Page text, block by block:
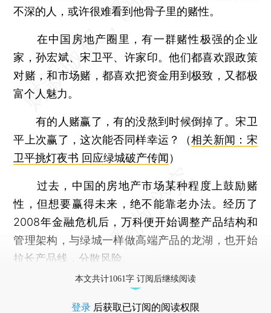
不深的人，或许很难看到他骨子里的赌性。
在中国房地产圈里，有一群赌性极强的企业
家，孙宏斌、宋卫平、许家印。他们都喜欢跟政策
对赌，和市场赌，都喜欢把资金用到极致，又都极
富个人魅力。
有的人赌赢了，有的没熬到时候倒掉了。宋卫
平上次赢了，这次能否同样幸运？（相关新闻：宋
卫平挑灯夜书 回应绿城破产传闻）
过去，中国的房地产市场某种程度上鼓励赌
性，但想要赢得未来，绝不能靠老办法。经历了
2008年金融危机后，万科便开始调整产品结构和
管理架构，与绿城一样做高端产品的龙湖，也开始
拉长产品线，分散风险。
本文共计1061字 订阅后继续阅读
登录 后获取已订阅的阅读权限